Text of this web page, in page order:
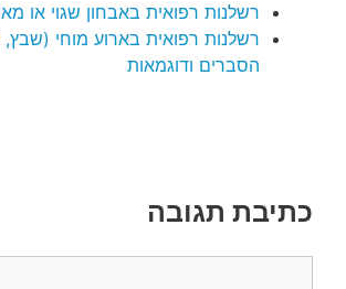
רשלנות רפואית באבחון שגוי או
רשלנות רפואית בארוע מוחי
הסברים ודוגמאות
כתיבת תגובה